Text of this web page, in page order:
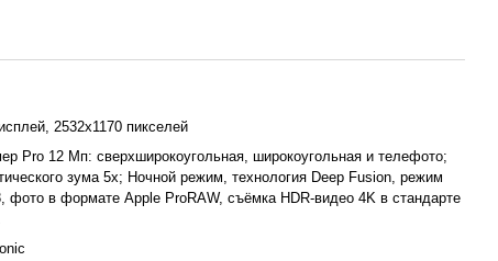
2532x1170 пикселей
Pro 12 Мп: сверхширокоугольная, широкоугольная и телефото;
зума 5x; Ночной режим, технология Deep Fusion, режим
фото в формате Apple ProRAW, съёмка HDR-видео 4K в стандарте